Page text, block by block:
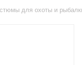
для охоты и